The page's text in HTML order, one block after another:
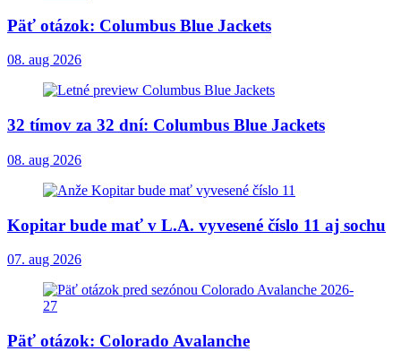
Päť otázok: Columbus Blue Jackets
08. aug 2026
32 tímov za 32 dní: Columbus Blue Jackets
08. aug 2026
Kopitar bude mať v L.A. vyvesené číslo 11 aj sochu
07. aug 2026
Päť otázok: Colorado Avalanche